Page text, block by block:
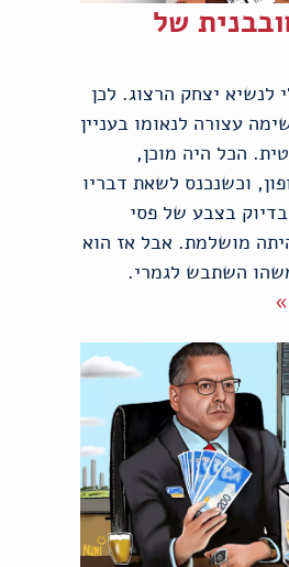
של
לנשיא יצחק הרצוג. לכן
עצורה לנאומו בעניין
הכל היה מוכן,
וכשנכנס לשאת דבריו
בצבע של פסי
מושלמת. אבל אז הוא
השתבש לגמרי.